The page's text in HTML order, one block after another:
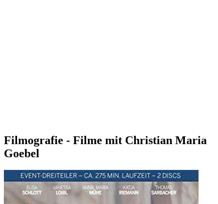
Filmografie - Filme mit Christian Maria
Goebel